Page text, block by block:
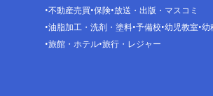
不動産売買 保険 放送・出版・マスコミ
油脂加工・洗剤・塗料 予備校 幼児教室 幼
旅館・ホテル 旅行・レジャー